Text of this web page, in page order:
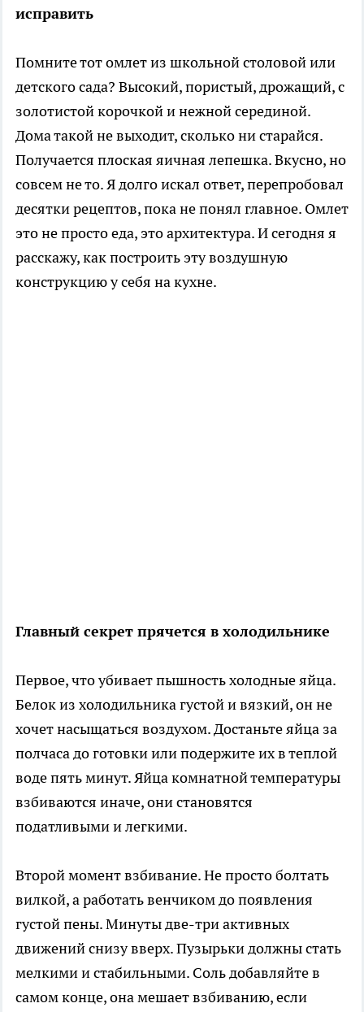
исправить
Помните тот омлет из школьной столовой или
детского сада? Высокий, пористый, дрожащий, с
золотистой корочкой и нежной серединой.
Дома такой не выходит, сколько ни старайся.
Получается плоская яичная лепешка. Вкусно, но
совсем не то. Я долго искал ответ, перепробовал
десятки рецептов, пока не понял главное. Омлет
это не просто еда, это архитектура. И сегодня я
расскажу, как построить эту воздушную
конструкцию у себя на кухне.
Главный секрет прячется в холодильнике
Первое, что убивает пышность холодные яйца.
Белок из холодильника густой и вязкий, он не
хочет насыщаться воздухом. Достаньте яйца за
полчаса до готовки или подержите их в теплой
воде пять минут. Яйца комнатной температуры
взбиваются иначе, они становятся
податливыми и легкими.
Второй момент взбивание. Не просто болтать
вилкой, а работать венчиком до появления
густой пены. Минуты две-три активных
движений снизу вверх. Пузырьки должны стать
мелкими и стабильными. Соль добавляйте в
самом конце, она мешает взбиванию, если